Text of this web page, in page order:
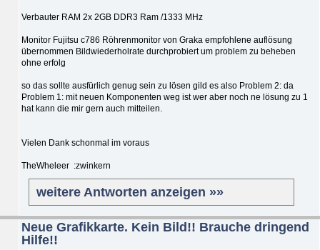
Verbauter RAM 2x 2GB DDR3 Ram /1333 MHz
Monitor Fujitsu c786 Röhrenmonitor von Graka empfohlene auflösung
übernommen Bildwiederholrate durchprobiert um problem zu beheben
ohne erfolg
so das sollte ausfürlich genug sein zu lösen gild es also Problem 2: da
Problem 1: mit neuen Komponenten weg ist wer aber noch ne lösung zu 1
hat kann die mir gern auch mitteilen.
Vielen Dank schonmal im voraus
TheWheleer :zwinkern
weitere Antworten anzeigen »»
Neue Grafikkarte. Kein Bild!! Brauche dringend
Hilfe!!